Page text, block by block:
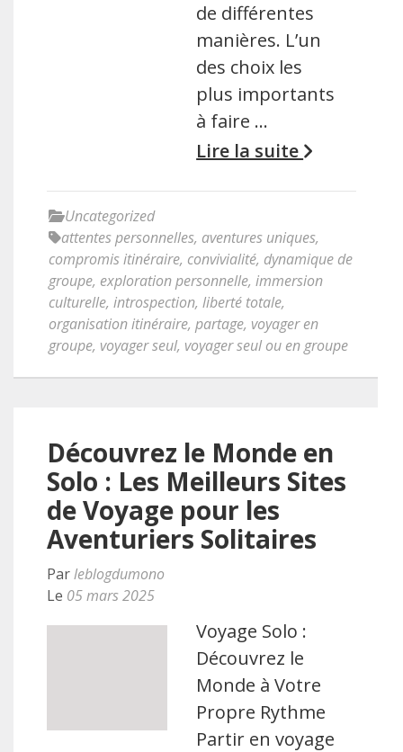
de différentes
manières. L’un
des choix les
plus importants
à faire …
Lire la suite
Uncategorized
attentes personnelles, aventures uniques,
compromis itinéraire, convivialité, dynamique de
groupe, exploration personnelle, immersion
culturelle, introspection, liberté totale,
organisation itinéraire, partage, voyager en
groupe, voyager seul, voyager seul ou en groupe
Découvrez le Monde en
Solo : Les Meilleurs Sites
de Voyage pour les
Aventuriers Solitaires
Parleblogdumono
Le 05 mars 2025
Voyage Solo :
Découvrez le
Monde à Votre
Propre Rythme
Partir en voyage